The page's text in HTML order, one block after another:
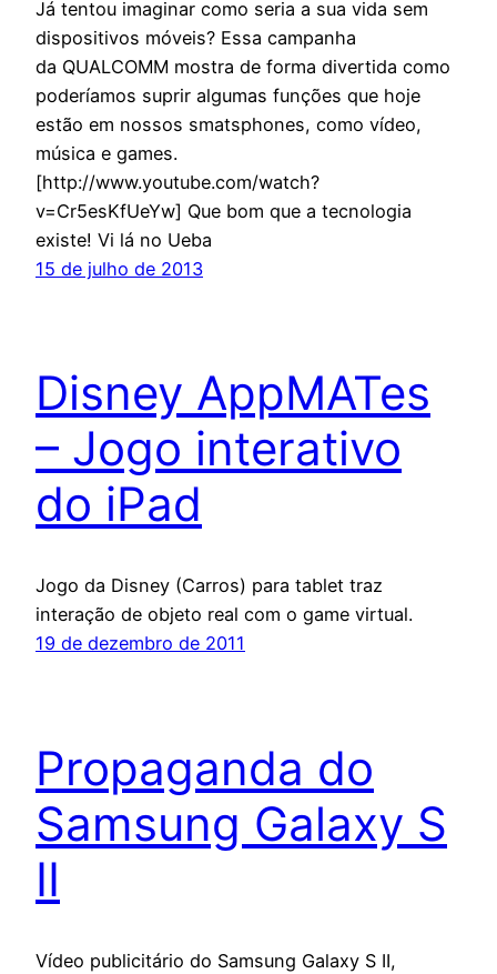
Já tentou imaginar como seria a sua vida sem
dispositivos móveis? Essa campanha
da QUALCOMM mostra de forma divertida como
poderíamos suprir algumas funções que hoje
estão em nossos smatsphones, como vídeo,
música e games.
[http://www.youtube.com/watch?
v=Cr5esKfUeYw] Que bom que a tecnologia
existe! Vi lá no Ueba
15 de julho de 2013
Disney AppMATes
– Jogo interativo
do iPad
Jogo da Disney (Carros) para tablet traz
interação de objeto real com o game virtual.
19 de dezembro de 2011
Propaganda do
Samsung Galaxy S
II
Vídeo publicitário do Samsung Galaxy S II,